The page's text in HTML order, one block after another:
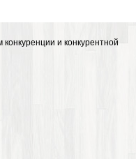
и конкурентной